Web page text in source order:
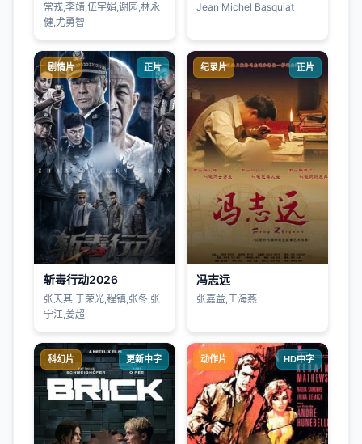
常戎,李靖,伍宇娟,谢园,林永
健,尤勇智
Jean Michel Basquiat
剧情片 正片
斩毒行动2026
张天其,于荣光,程镇,张冬,张
宁江,姜超
纪录片 正片
冯志远
张嘉益,王海燕
科幻片 更新中字 动作片 HD中字